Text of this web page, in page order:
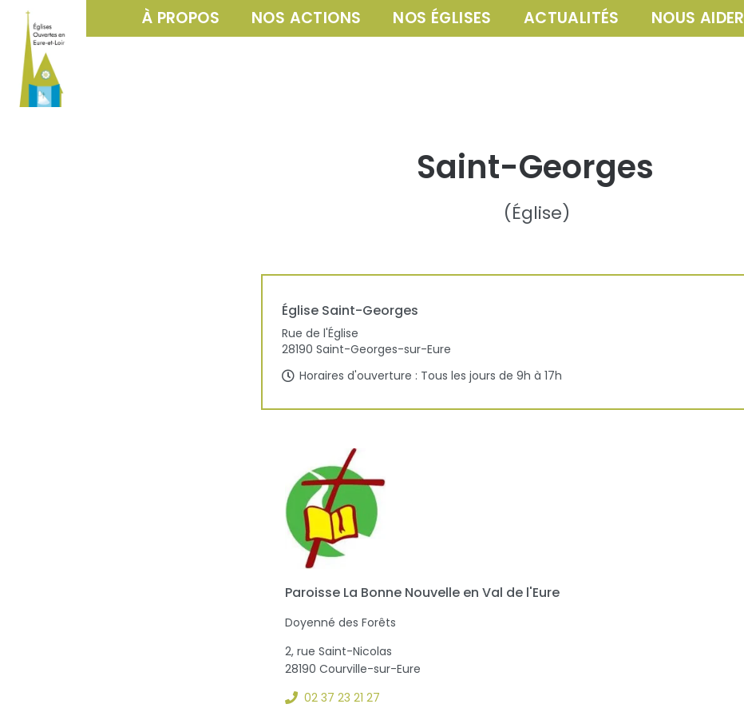
À PROPOS NOS ACTIONS NOS ÉGLISES ACTUALITÉS NOUS AIDER
Saint-Georges
(Église)
Église Saint-Georges
Rue de l'Église
28190 Saint-Georges-sur-Eure
Horaires d'ouverture : Tous les jours de 9h à 17h
Paroisse La Bonne Nouvelle en Val de l'Eure
Doyenné des Forêts
2, rue Saint-Nicolas
28190 Courville-sur-Eure
02 37 23 21 27